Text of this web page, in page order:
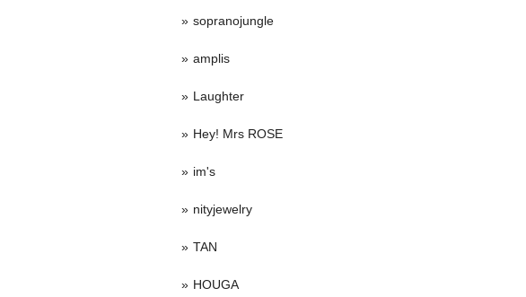
sopranojungle
amplis
Laughter
Hey! Mrs ROSE
im's
nityjewelry
TAN
HOUGA